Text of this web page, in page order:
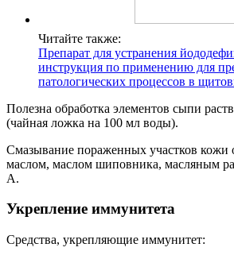
Читайте также:
Препарат для устранения
инструкция по применению для
патологических процессов в
Полезна обработка элементов сыпи
(чайная ложка на 100 мл воды).
Смазывание пораженных участков кожи
маслом, маслом шиповника, масляным
А.
Укрепление иммунитета
Средства, укрепляющие иммунитет: